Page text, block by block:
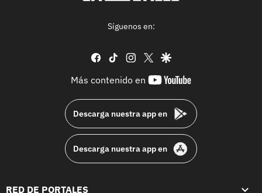
Síguenos en:
facebook
tiktok instagram
twittergoogle
Más contenido en
youtube-
Descarga nuestra app en
Descarga nuestra app en
RED DE PORTALES